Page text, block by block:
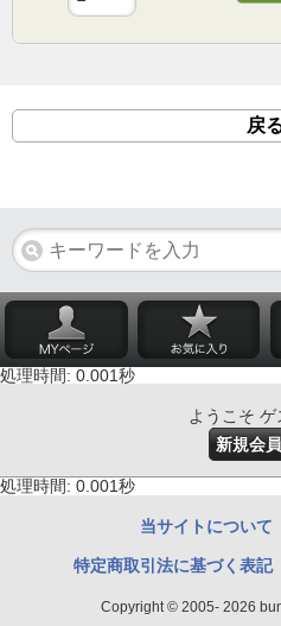
戻
処理時間: 0.001秒
ようこそ ゲ
新規会
処理時間: 0.001秒
当サイトについて
特定商取引法に基づく表記
Copyright © 2005- 2026